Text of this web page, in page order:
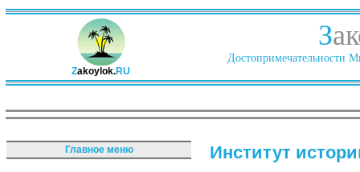
Zakoylok.RU
З
Достопримечательности
Главное меню Институт